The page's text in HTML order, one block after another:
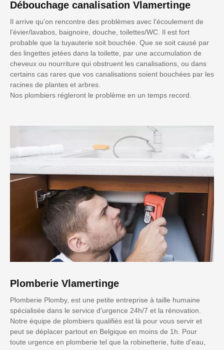
Débouchage canalisation Vlamertinge
Il arrive qu'on rencontre des problèmes avec l’écoulement de
l’évier/lavabos, baignoire, douche, toilettes/WC. Il est fort
probable que la tuyauterie soit bouchée. Que se soit causé par
des lingettes jetées dans la toilette, par une accumulation de
cheveux ou nourriture qui obstruent les canalisations, ou dans
certains cas rares que vos canalisations soient bouchées par les
racines de plantes et arbres.
Nos plombiers régleront le problème en un temps record.
Plomberie Vlamertinge
Plomberie Plomby, est une petite entreprise à taille humaine
spécialisée dans le service d’urgence 24h/7 et la rénovation.
Notre équipe de plombiers qualifiés est là pour vous servir et
peut se déplacer partout en Belgique en moins de 1h. Pour
toute urgence en plomberie tel que la robinetterie, fuite d'eau,